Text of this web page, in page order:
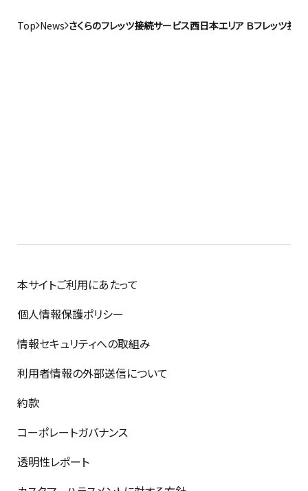
Top News さくらのフレッツ接続サービス西日本エリア Ｂフレッツ接
本サイトご利用にあたって
個人情報保護ポリシー
情報セキュリティへの取組み
利用者情報の外部送信について
約款
コーポレートガバナンス
透明性レポート